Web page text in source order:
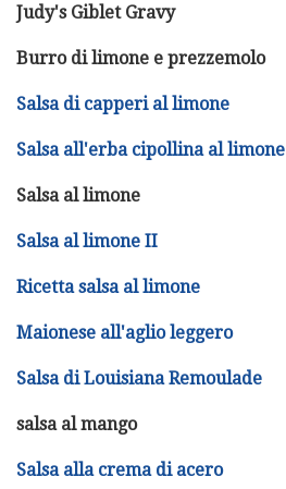
Judy's Giblet Gravy
Burro di limone e prezzemolo
Salsa di capperi al limone
Salsa all'erba cipollina al limone
Salsa al limone
Salsa al limone II
Ricetta salsa al limone
Maionese all'aglio leggero
Salsa di Louisiana Remoulade
salsa al mango
Salsa alla crema di acero